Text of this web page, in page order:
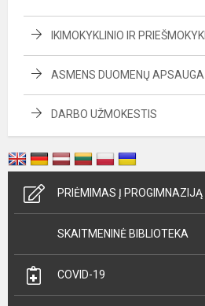
IKIMOKYKLINIO IR
ASMENS DUOMENŲ APSAUGA
DARBO UŽMOKESTIS
PRIĖMIMAS Į PROGIMNAZIJĄ
SKAITMENINĖ BIBLIOTEKA
COVID-19